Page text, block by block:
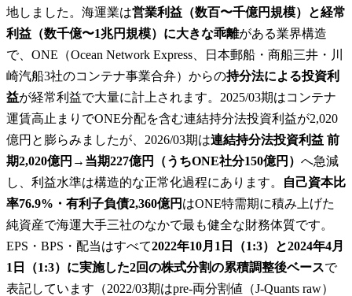
地しました。海運業は営業利益（数百〜千億円規模）と経常
利益（数千億〜1兆円規模）に大きな乖離がある業界構造
で、ONE（Ocean Network Express、日本郵船・商船三井・川
崎汽船3社のコンテナ事業合弁）からの持分法による投資利
益が経常利益で大量に計上されます。2025/03期はコンテナ
運賃高止まりでONE分配を含む連結持分法投資利益が2,020
億円と膨らみましたが、2026/03期は連結持分法投資利益 前
期2,020億円→当期227億円（うちONE社分150億円） へ急減
し、利益水準は構造的な正常化過程にあります。
自己資本比
率76.9%・有利子負債2,360億円 はONE特需期に積み上げた
純資産で海運大手三社のなかで最も健全な財務体質です。
EPS・BPS・配当はすべて2022年10月1日（1:3）と2024年4月
1日（1:3）に実施した2回の株式分割の累積調整後ベースで
表記しています（2022/03期はpre-両分割値（J-Quants raw）